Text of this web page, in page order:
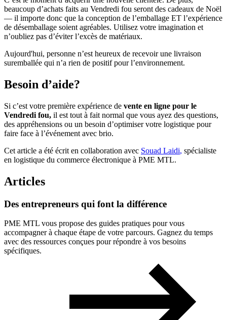
beaucoup d’achats faits au Vendredi fou seront des cadeaux de Noël
— il importe donc que la conception de l’emballage ET l’expérience
de désemballage soient agréables. Utilisez votre imagination et
n’oubliez pas d’éviter l’excès de matériaux.
Aujourd'hui, personne n’est heureux de recevoir une livraison
suremballée qui n’a rien de positif pour l’environnement.
Besoin d’aide?
Si c’est votre première expérience de vente en ligne pour le
Vendredi fou, il est tout à fait normal que vous ayez des questions,
des appréhensions ou un besoin d’optimiser votre logistique pour
faire face à l’événement avec brio.
Cet article a été écrit en collaboration avec Souad Laidi, spécialiste
en logistique du commerce électronique à PME MTL.
Articles
Des entrepreneurs qui font la différence
PME MTL vous propose des guides pratiques pour vous
accompagner à chaque étape de votre parcours. Gagnez du temps
avec des ressources conçues pour répondre à vos besoins
spécifiques.